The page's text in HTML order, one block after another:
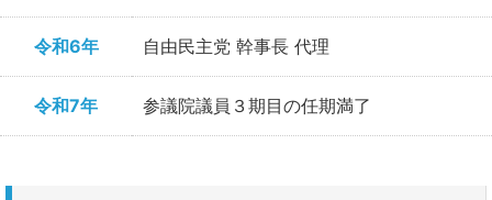
令和6年 自由民主党 幹事長 代理
令和7年 参議院議員３期目の任期満了